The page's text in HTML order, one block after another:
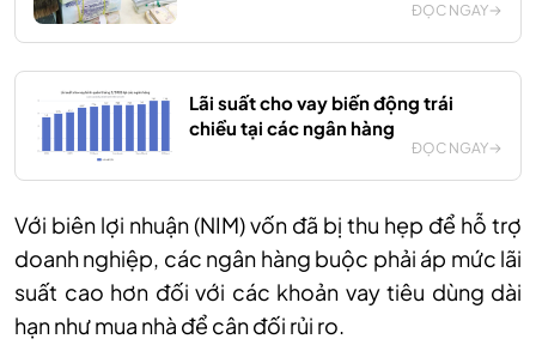
ĐỌC NGAY
Lãi suất cho vay biến động trái
chiều tại các ngân hàng
ĐỌC NGAY
Với biên lợi nhuận (NIM) vốn đã bị thu hẹp để hỗ trợ
doanh nghiệp, các ngân hàng buộc phải áp mức lãi
suất cao hơn đối với các khoản vay tiêu dùng dài
hạn như mua nhà để cân đối rủi ro.